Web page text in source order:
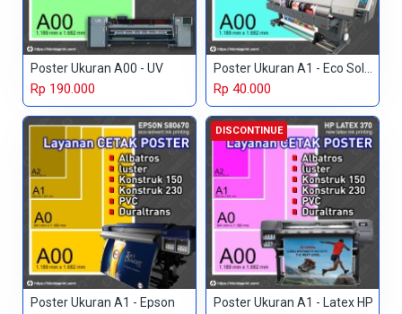
Poster Ukuran A00 - UV
Rp 190.000
Poster Ukuran A1 - Eco Solvent
Rp 40.000
Poster Ukuran A1 - Epson
DISCONTINUE
Poster Ukuran A1 - Latex HP